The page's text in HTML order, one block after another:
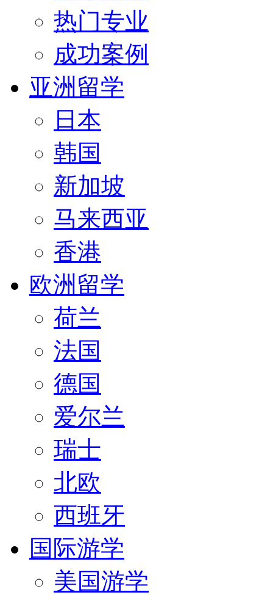
热门专业
成功案例
亚洲留学
日本
韩国
新加坡
马来西亚
香港
欧洲留学
荷兰
法国
德国
爱尔兰
瑞士
北欧
西班牙
国际游学
美国游学